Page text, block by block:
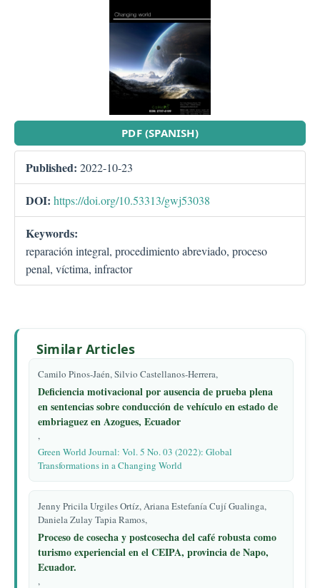
PDF (SPANISH)
Published: 2022-10-23
DOI: https://doi.org/10.53313/gwj53038
Keywords:
reparación integral, procedimiento abreviado, proceso
penal, víctima, infractor
Similar Articles
Camilo Pinos-Jaén, Silvio Castellanos-Herrera,
Deficiencia motivacional por ausencia de prueba plena
en sentencias sobre conducción de vehículo en estado de
embriaguez en Azogues, Ecuador
,
Green World Journal: Vol. 5 No. 03 (2022): Global
Transformations in a Changing World
Jenny Pricila Urgiles Ortíz, Ariana Estefanía Cují Gualinga,
Daniela Zulay Tapia Ramos,
Proceso de cosecha y postcosecha del café robusta como
turismo experiencial en el CEIPA, provincia de Napo,
Ecuador.
,